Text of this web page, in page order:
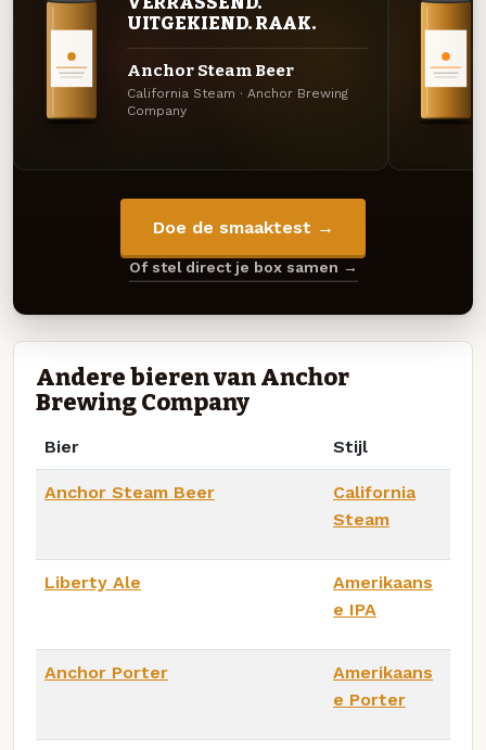
UITGEKIEND. RAAK.
Anchor Steam Beer
California Steam · Anchor Brewing
Company
Doe de smaaktest →
Of stel direct je box samen →
Andere bieren van Anchor
Brewing Company
Bier Stijl
Anchor Steam Beer
California
Steam
Liberty Ale
Amerikaans
e IPA
Anchor Porter
Amerikaans
e Porter